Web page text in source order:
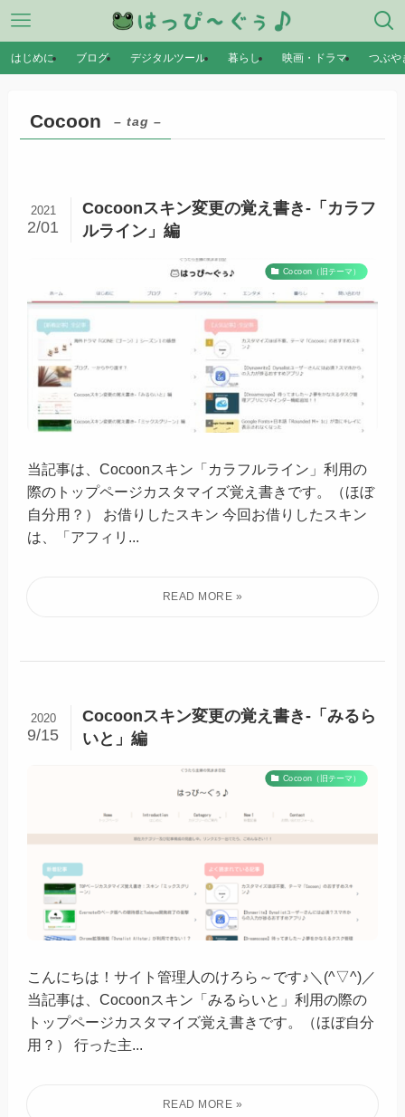
はじめに ブログ デジタルツール 暮らし 映画・ドラマ つぶや
Cocoon – tag –
Cocoonスキン変更の覚え書き-「カラフ
ルライン」編
2021
2/01
Cocoon（旧テーマ）
当記事は、Cocoonスキン「カラフルライン」利用の
際のトップページカスタマイズ覚え書きです。（ほぼ
自分用？） お借りしたスキン 今回お借りしたスキン
は、「アフィリ...
Cocoonスキン変更の覚え書き-「みるら
いと」編
2020
9/15
Cocoon（旧テーマ）
こんにちは！サイト管理人のけろら～です♪＼(^▽^)／
当記事は、Cocoonスキン「みるらいと」利用の際の
トップページカスタマイズ覚え書きです。（ほぼ自分
用？） 行った主...